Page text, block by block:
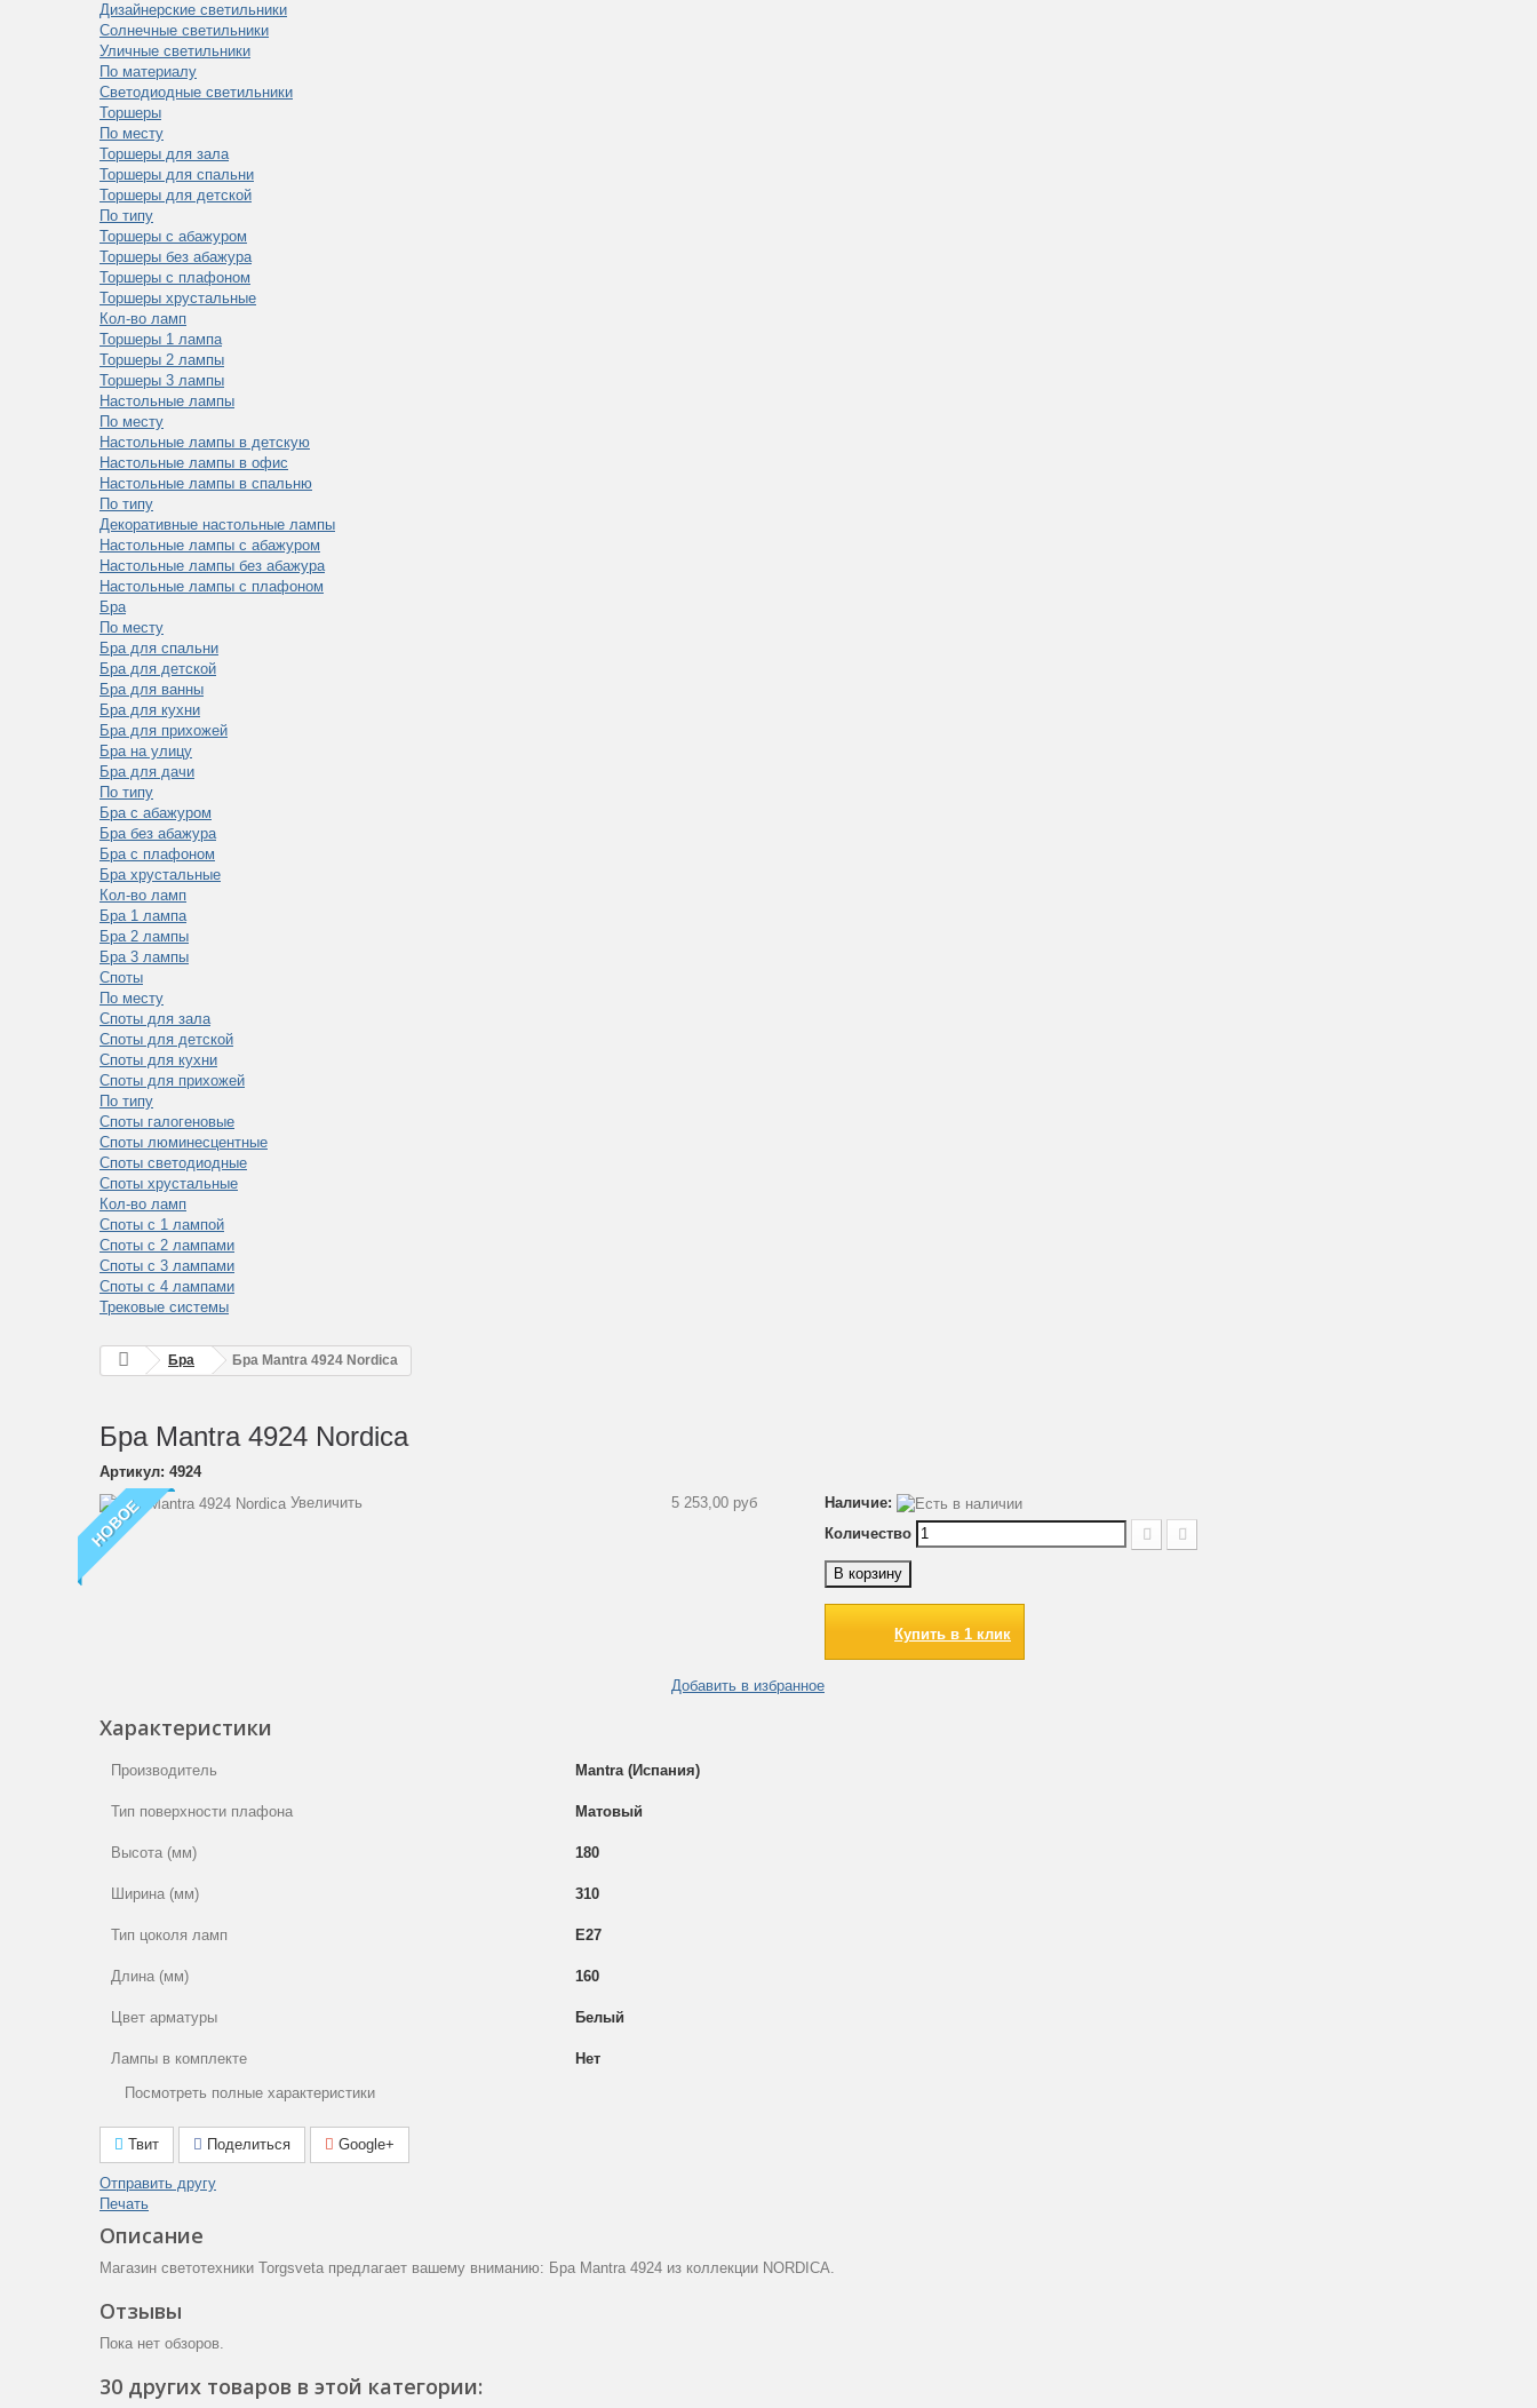
Дизайнерские светильники
Солнечные светильники
Уличные светильники
По материалу
Светодиодные светильники
Торшеры
По месту
Торшеры для зала
Торшеры для спальни
Торшеры для детской
По типу
Торшеры с абажуром
Торшеры без абажура
Торшеры с плафоном
Торшеры хрустальные
Кол-во ламп
Торшеры 1 лампа
Торшеры 2 лампы
Торшеры 3 лампы
Настольные лампы
По месту
Настольные лампы в детскую
Настольные лампы в офис
Настольные лампы в спальню
По типу
Декоративные настольные лампы
Настольные лампы с абажуром
Настольные лампы без абажура
Настольные лампы с плафоном
Бра
По месту
Бра для спальни
Бра для детской
Бра для ванны
Бра для кухни
Бра для прихожей
Бра на улицу
Бра для дачи
По типу
Бра с абажуром
Бра без абажура
Бра с плафоном
Бра хрустальные
Кол-во ламп
Бра 1 лампа
Бра 2 лампы
Бра 3 лампы
Споты
По месту
Споты для зала
Споты для детской
Споты для кухни
Споты для прихожей
По типу
Споты галогеновые
Споты люминесцентные
Споты светодиодные
Споты хрустальные
Кол-во ламп
Споты с 1 лампой
Споты с 2 лампами
Споты с 3 лампами
Споты с 4 лампами
Трековые системы
Бра Бра Mantra 4924 Nordica
Бра Mantra 4924 Nordica
Артикул: 4924
НОВОЕ Увеличить 5 253,00 руб
Добавить в избранное
Наличие:
Количество
В корзину
Купить в 1 клик
Характеристики
Производитель Mantra (Испания)
Тип поверхности плафона Матовый
Высота (мм) 180
Ширина (мм) 310
Тип цоколя ламп E27
Длина (мм) 160
Цвет арматуры Белый
Лампы в комплекте Нет
Площадь освещения (м2)
Общая мощность (Вт)
Степень пылевлагозащиты (IP) пыль (1ая цифра) влага (2ая
цифра)
Гарантия производителя (месяцы)
Посмотреть полные характеристики
Твит Поделиться Google+
Отправить другу
Печать
Описание
Магазин светотехники Torgsveta предлагает вашему вниманию: Бра Mantra 4924 из коллекции NORDICA.
Отзывы
Пока нет обзоров.
30 других товаров в этой категории: